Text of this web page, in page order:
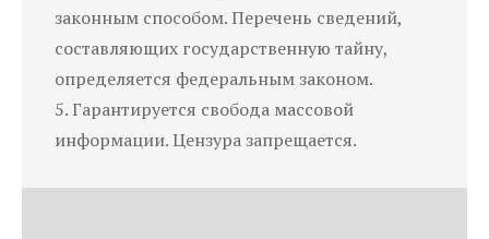
законным способом. Перечень сведений,
составляющих государственную тайну,
определяется федеральным законом.
5. Гарантируется свобода массовой
информации. Цензура запрещается.